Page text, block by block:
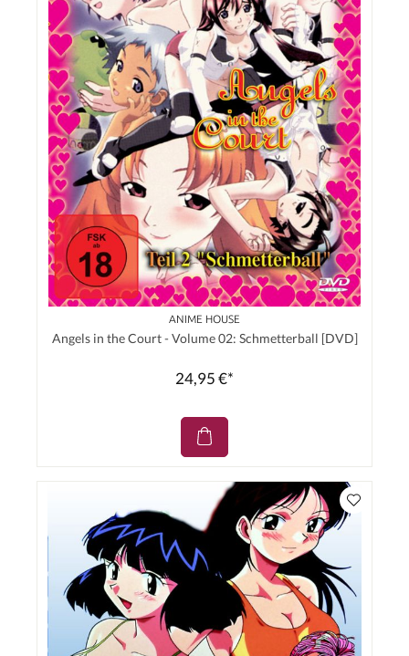
ANIME HOUSE
Angels in the Court - Volume 02: Schmetterball [DVD]
24,95 €*